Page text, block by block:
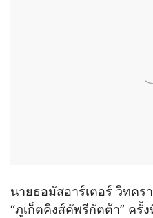
นายธอมัสอาร์เตอร์ วิทค
“ภูเก็ตคิงส์คัพรีกัตต้า” ครั้